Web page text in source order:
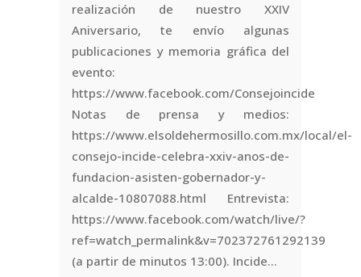
realización de nuestro XXIV
Aniversario, te envío algunas
publicaciones y memoria gráfica del
evento:
https://www.facebook.com/Consejoincide
Notas de prensa y medios:
https://www.elsoldehermosillo.com.mx/local/el-
consejo-incide-celebra-xxiv-anos-de-
fundacion-asisten-gobernador-y-
alcalde-10807088.html Entrevista:
https://www.facebook.com/watch/live/?
ref=watch_permalink&v=702372761292139
(a partir de minutos 13:00). Incide...